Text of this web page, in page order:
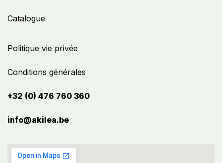
Politique vie privée
Conditions générales
+32 (0) 476 760 360
info@akilea.be​
Catalogue